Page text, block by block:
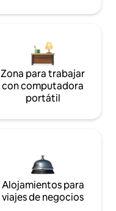
Zona para trabajar
con computadora
portátil
Alojamientos para
viajes de negocios